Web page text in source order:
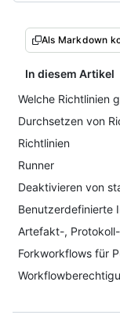
Als Markdown
In diesem Artikel
Welche Richtlinien
Durchsetzen von
Richtlinien
Runner
Deaktivieren von
Benutzerdefinierte
Artefakt-,
Forkworkflows für